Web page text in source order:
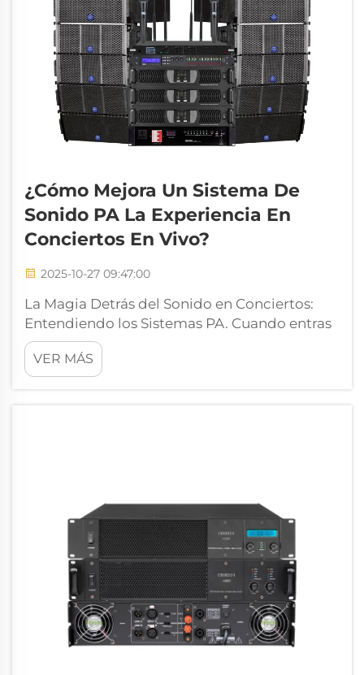
¿Cómo Mejora Un Sistema De
Sonido PA La Experiencia En
Conciertos En Vivo?
2025-10-27 09:47:00
La Magia Detrás del Sonido en Conciertos:
Entendiendo los Sistemas PA. Cuando entras
en un recinto de concierto en vivo, quedas
inmediatamente envuelto por un sonido
nítido que parece provenir de todas partes y
VER MÁS